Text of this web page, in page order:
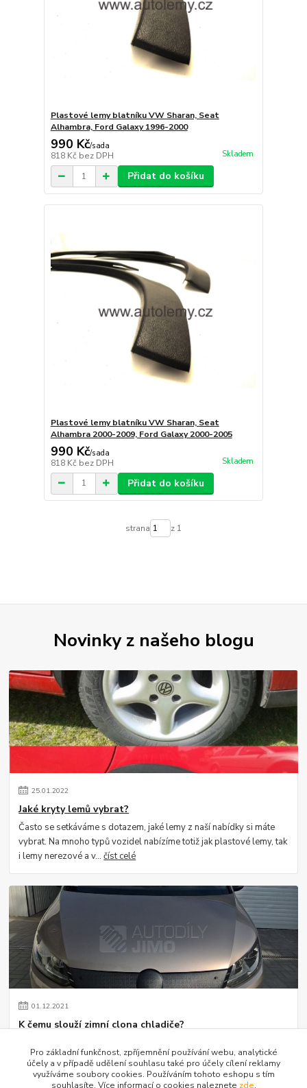
Plastové lemy blatníku VW Sharan, Seat
Alhambra, Ford Galaxy 1996-2000
990 Kč/sada
818 Kč bez DPH Skladem
Přidat do košíku
Plastové lemy blatníku VW Sharan, Seat
Alhambra 2000-2009, Ford Galaxy 2000-2005
990 Kč/sada
818 Kč bez DPH Skladem
Přidat do košíku
strana z 1
Novinky z našeho blogu
25.01.2022
Jaké kryty lemů vybrat?
Často se setkáváme s dotazem, jaké lemy z naší nabídky si máte
vybrat. Na mnoho typů vozidel nabízíme totiž jak plastové lemy, tak
i lemy nerezové a v...číst celé
01.12.2021
K čemu slouží zimní clona chladiče?
clona na vozidlu slouží. Jistě si vzpomínáte, jak se kdysi za masky
dávaly staré kart...číst celé
Pro základní funkčnost, zpříjemnění používání webu, analytické
účely a v případě udělení souhlasu také pro účely cílení reklamy
využíváme soubory cookies. Používáním tohoto eshopu s tím
souhlasíte. Více informací o cookies naleznete zde.